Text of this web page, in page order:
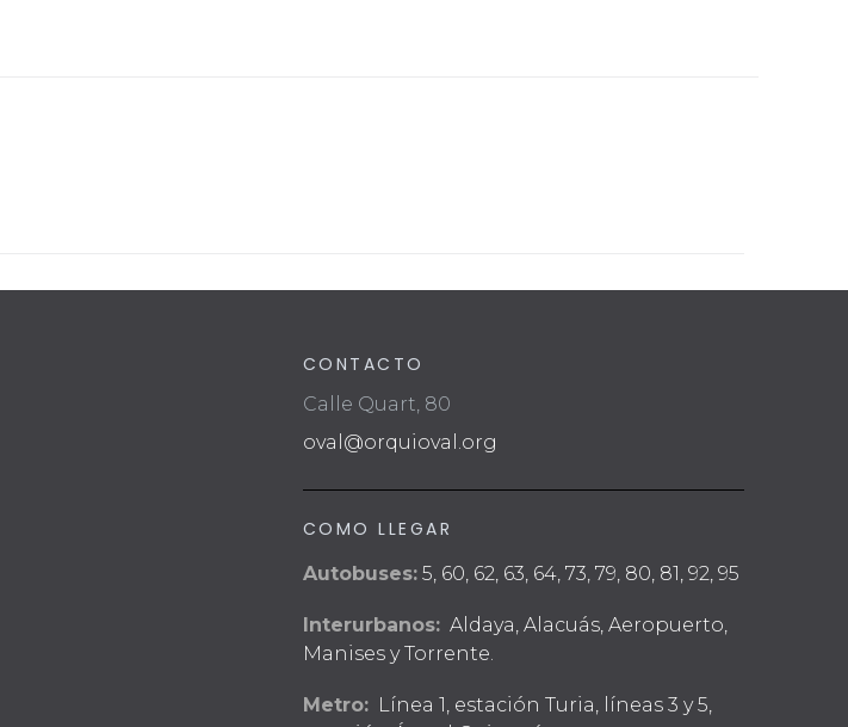
CONTACTO
Calle Quart, 80
oval@orquioval.org
COMO LLEGAR
Autobuses: 5, 60, 62, 63, 64, 73, 79, 80, 81, 92, 95
Interurbanos: Aldaya, Alacuás, Aeropuerto,
Manises y Torrente.
Metro: Línea 1, estación Turia, líneas 3 y 5,